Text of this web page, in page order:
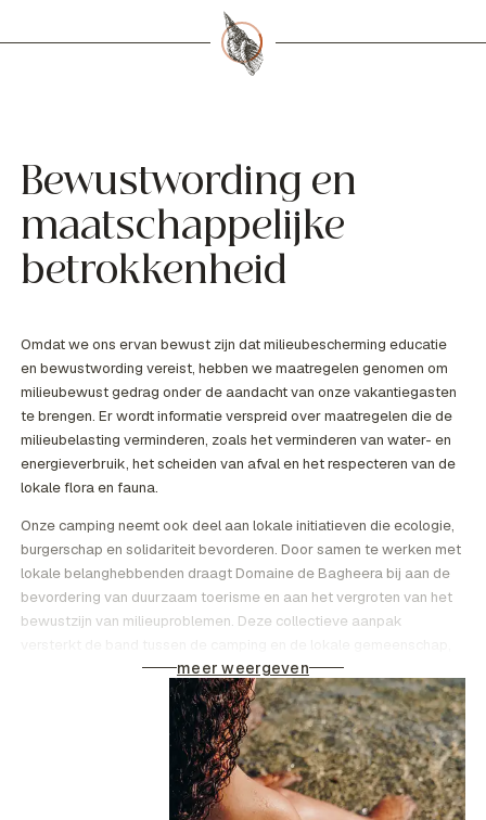
Bewustwording en
maatschappelijke
betrokkenheid
Omdat we ons ervan bewust zijn dat milieubescherming educatie
en bewustwording vereist, hebben we maatregelen genomen om
milieubewust gedrag onder de aandacht van onze vakantiegasten
te brengen. Er wordt informatie verspreid over maatregelen die de
milieubelasting verminderen, zoals het verminderen van water- en
energieverbruik, het scheiden van afval en het respecteren van de
lokale flora en fauna.
Onze camping neemt ook deel aan lokale initiatieven die ecologie,
burgerschap en solidariteit bevorderen. Door samen te werken met
lokale belanghebbenden draagt Domaine de Bagheera bij aan de
bevordering van duurzaam toerisme en aan het vergroten van het
bewustzijn van milieuproblemen. Deze collectieve aanpak
versterkt de band tussen de camping en de lokale gemeenschap,
en biedt de vakantiegangers tegelijkertijd een verrijkende en
meer weergeven